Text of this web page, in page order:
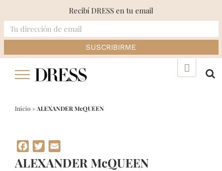
Inicio »ALEXANDER McQUEEN
Facebook
Twitter
ALEXANDER McQUEEN
Recibí DRESS en tu email